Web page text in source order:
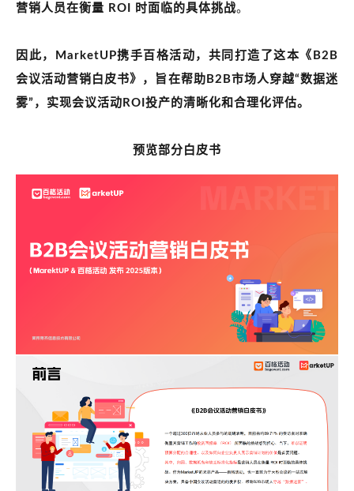
营销人员在衡量 ROI 时面临的具体挑战。
因此，MarketUP携手百格活动，共同打造了这本《 B2B
会议活动营销白皮书》，旨在帮助B2B市场人穿越“数据迷
雾”，实现会议活动 ROI 投产的清晰化和合理化评估。
预览部分白皮书